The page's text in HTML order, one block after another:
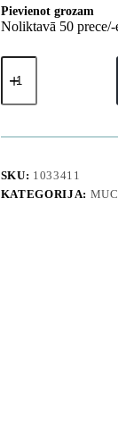
Pievienot grozam
Noliktavā 50 prece/-
Drenāžas
paplāte
mucām
PRO-
120x80x20cm
daudzums
SKU: 1033411
KATEGORIJA: